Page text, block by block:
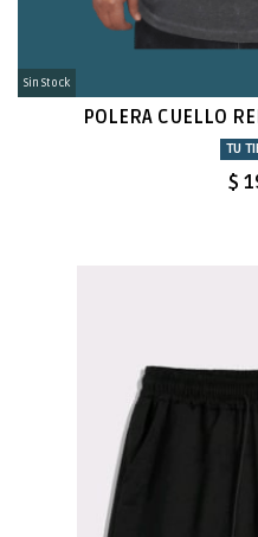
Sin Stock
POLERA CUELLO
TU
$